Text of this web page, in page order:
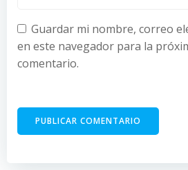
Guardar mi nombre, correo
en este navegador para la
comentario.